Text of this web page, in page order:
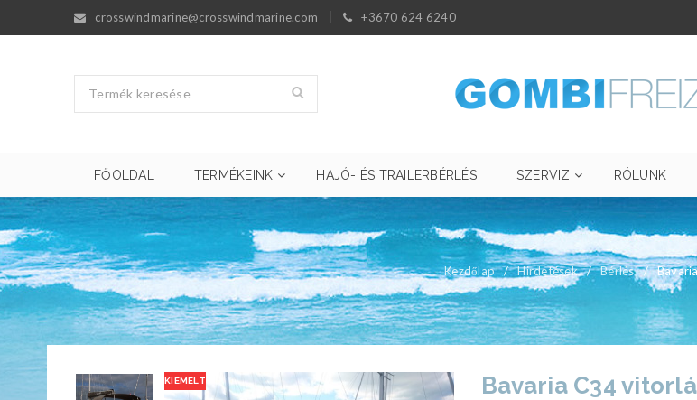
crosswindmarine@crosswindmarine.com +3670 624 6240
FŐOLDAL TERMÉKEINK HAJÓ- ÉS TRAILERBÉRLÉS SZERVIZ RÓLUNK
Kezdőlap / Hirdetések / Bérlés /
KIEMELT Bavaria C34